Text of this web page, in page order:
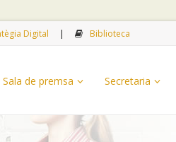
Digital Biblioteca
Sala de premsa Secretaria